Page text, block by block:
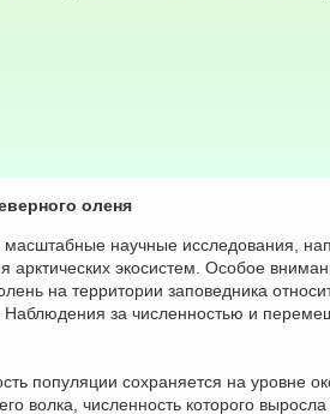
оленя
научные исследования,
арктических экосистем. Особое
на территории заповедника
за численностью и
популяции сохраняется на уровне
волка, численность которого